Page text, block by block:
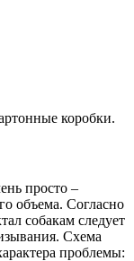
коробки.
просто –
объема. Согласно
собакам следует
Схема
проблемы: